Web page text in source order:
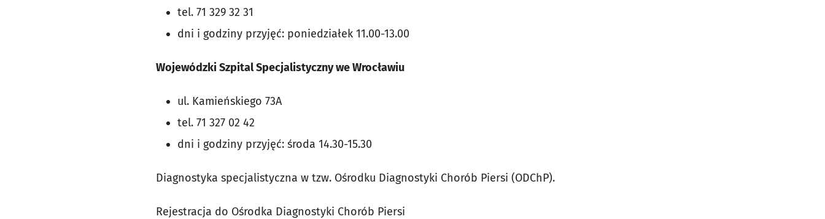
tel. 71 329 32 31
dni i godziny przyjęć: poniedziałek 11.00-13.00
Wojewódzki Szpital Specjalistyczny we Wrocławiu
ul. Kamieńskiego 73A
tel. 71 327 02 42
dni i godziny przyjęć: środa 14.30-15.30
Diagnostyka specjalistyczna w tzw. Ośrodku Diagnostyki Chorób Piersi (ODChP).
Rejestracja do Ośrodka Diagnostyki Chorób Piersi